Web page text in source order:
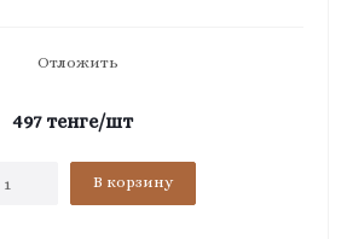
Отложить
497тенге/шт
В корзину